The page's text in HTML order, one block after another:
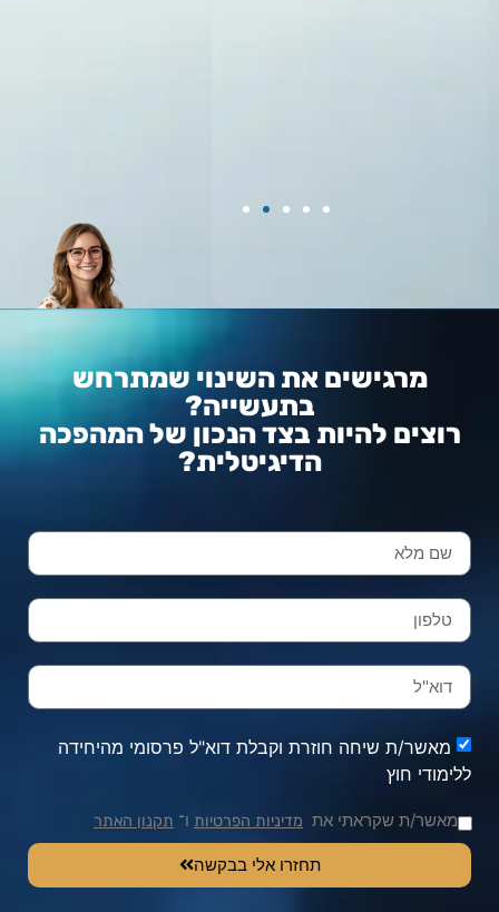
מרגישים את השינוי שמתרחש
בתעשייה?
רוצים להיות בצד הנכון של המהפכה
הדיגיטלית?
מאשר/ת שיחה חוזרת וקבלת דוא"ל פרסומי מהיחידה
ללימודי חוץ
מאשר/ת שקראתי את מדיניות הפרטיות ו־ תקנון האתר
תחזרו אלי בבקשה